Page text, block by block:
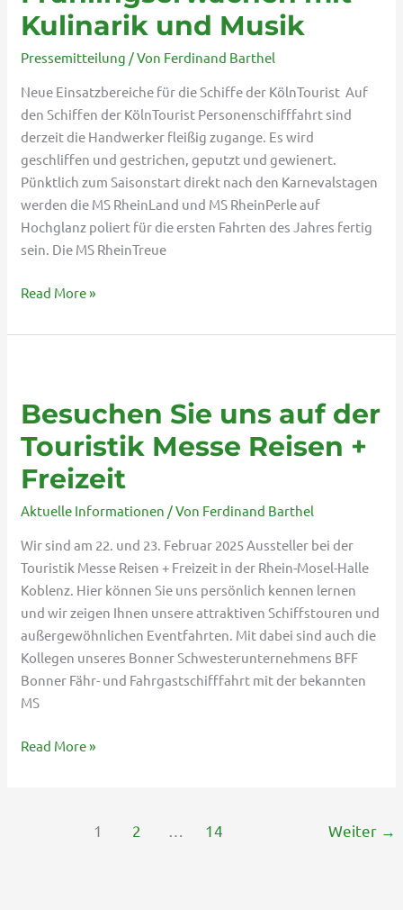
Kulinarik und Musik
Pressemitteilung / Von Ferdinand Barthel
Neue Einsatzbereiche für die Schiffe der KölnTourist Auf
den Schiffen der KölnTourist Personenschifffahrt sind
derzeit die Handwerker fleißig zugange. Es wird
geschliffen und gestrichen, geputzt und gewienert.
Pünktlich zum Saisonstart direkt nach den Karnevalstagen
werden die MS RheinLand und MS RheinPerle auf
Hochglanz poliert für die ersten Fahrten des Jahres fertig
sein. Die MS RheinTreue
Musik
Read More »
Besuchen Sie uns auf der
Touristik Messe Reisen +
Freizeit
Aktuelle Informationen / Von Ferdinand Barthel
Wir sind am 22. und 23. Februar 2025 Aussteller bei der
Touristik Messe Reisen + Freizeit in der Rhein-Mosel-Halle
Koblenz. Hier können Sie uns persönlich kennen lernen
und wir zeigen Ihnen unsere attraktiven Schiffstouren und
außergewöhnlichen Eventfahrten. Mit dabei sind auch die
Kollegen unseres Bonner Schwesterunternehmens BFF
Bonner Fähr- und Fahrgastschifffahrt mit der bekannten
MS
uns
auf
der
Touristik
+
Freizeit
Read More »
1 2 14 Weiter →